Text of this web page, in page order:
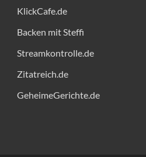
KlickCafe.de
Backen mit Steffi
Streamkontrolle.de
Zitatreich.de
GeheimeGerichte.de